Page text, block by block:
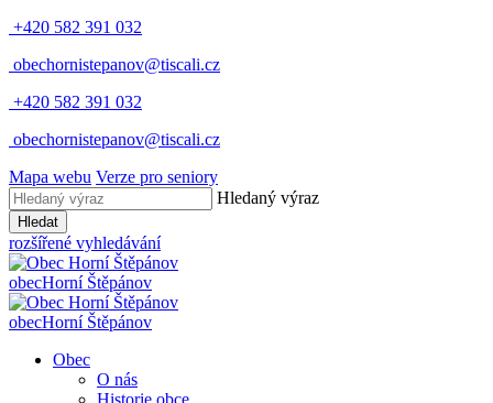
+420 582 391 032
obechornistepanov@tiscali.cz
+420 582 391 032
obechornistepanov@tiscali.cz
Mapa webu Verze pro seniory
Hledaný výraz
Hledat
rozšířené vyhledávání
obecHorní Štěpánov
obecHorní Štěpánov
Obec
O nás
Historie obce